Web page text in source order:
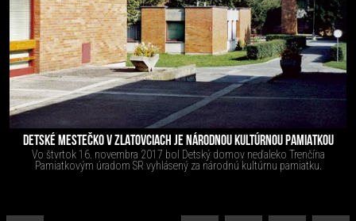
DETSKÉ MESTEČKO V ZLATOVCIACH JE NÁRODNOU KULTÚRNOU PAMIATKOU
Vo štvrtok 16. novembra 2017 bol Detský domov neďaleko Trenčína
Pamiatkovým úradom SR vyhlásený za národnú kultúrnu pamiatku.